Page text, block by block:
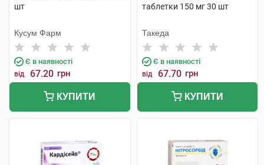
шт
Кусум Фарм
Є в наявності
від 67.20 грн
КУПИТИ
таблетки 150 мг 30 шт
Такеда
Є в наявності
від 67.70 грн
КУПИТИ